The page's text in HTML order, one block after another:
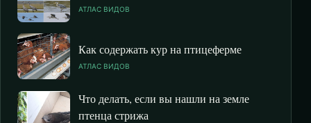
АТЛАС ВИДОВ
Как содержать кур на птицеферме
АТЛАС ВИДОВ
Что делать, если вы нашли на земле
птенца стрижа